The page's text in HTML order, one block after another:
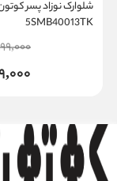
5SMB40013TK